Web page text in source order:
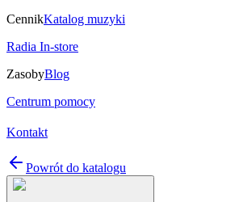
CennikKatalog muzyki
Radia In-store
ZasobyBlog
Centrum pomocy
Kontakt
Powrót do katalogu